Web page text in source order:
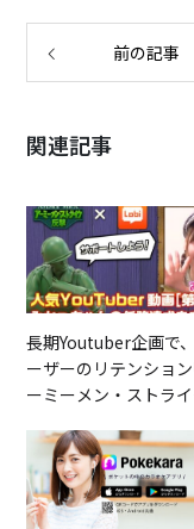
前の記事
関連記事
長期Youtuber企画で
ーザーのリテンショ
ーミーメン・ストラ